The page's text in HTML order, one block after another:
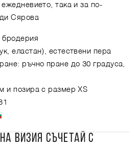
така и за по-
Сярова
бродерия
еластан), естествени пера
ръчно пране до 30 градуса,
и позира с размер XS
ВИЗИЯ СЪЧЕТАЙ С